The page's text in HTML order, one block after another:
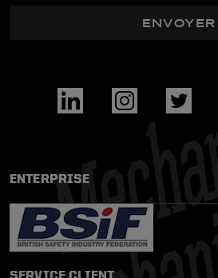
ENVOYER
ENTERPRISE